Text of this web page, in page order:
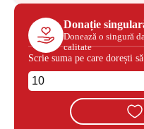
Donație
Donează o singură
calitate
Scrie suma pe care dorești